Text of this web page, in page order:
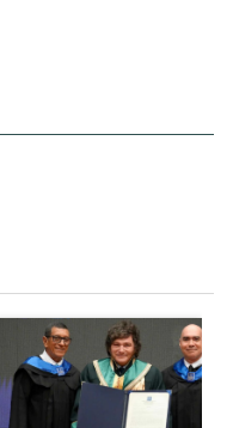
"Los gobernadores
Un artículo de tendencia